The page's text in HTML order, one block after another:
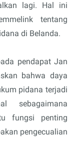
lagi. Hal ini
tentang
di Belanda.
pendapat Jan
bahwa daya
pidana terjadi
sebagaimana
fungsi penting
pengecualian